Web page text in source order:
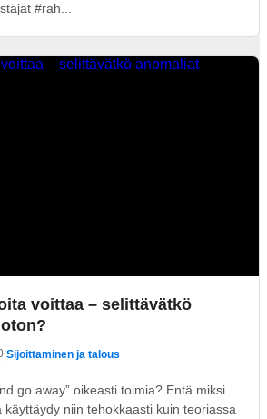
#rah...
voittaa – selittävätkö
Sijoittaminen ja talous
go away” oikeasti toimia? Entä miksi
käyttäydy niin tehokkaasti kuin teoriassa